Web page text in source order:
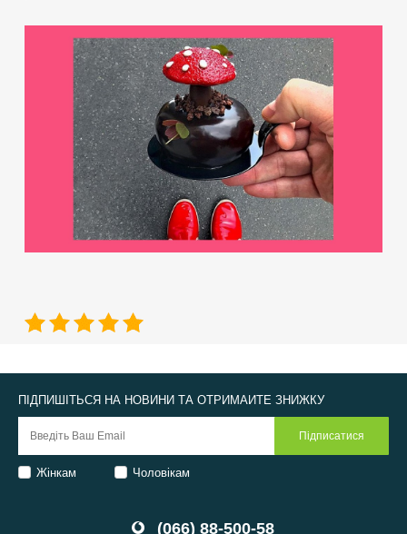
(066) 88-500-58
ПІДПИШІТЬСЯ НА НОВИНИ ТА ОТРИМАЙТЕ ЗНИЖКУ
Жінкам Чоловікам